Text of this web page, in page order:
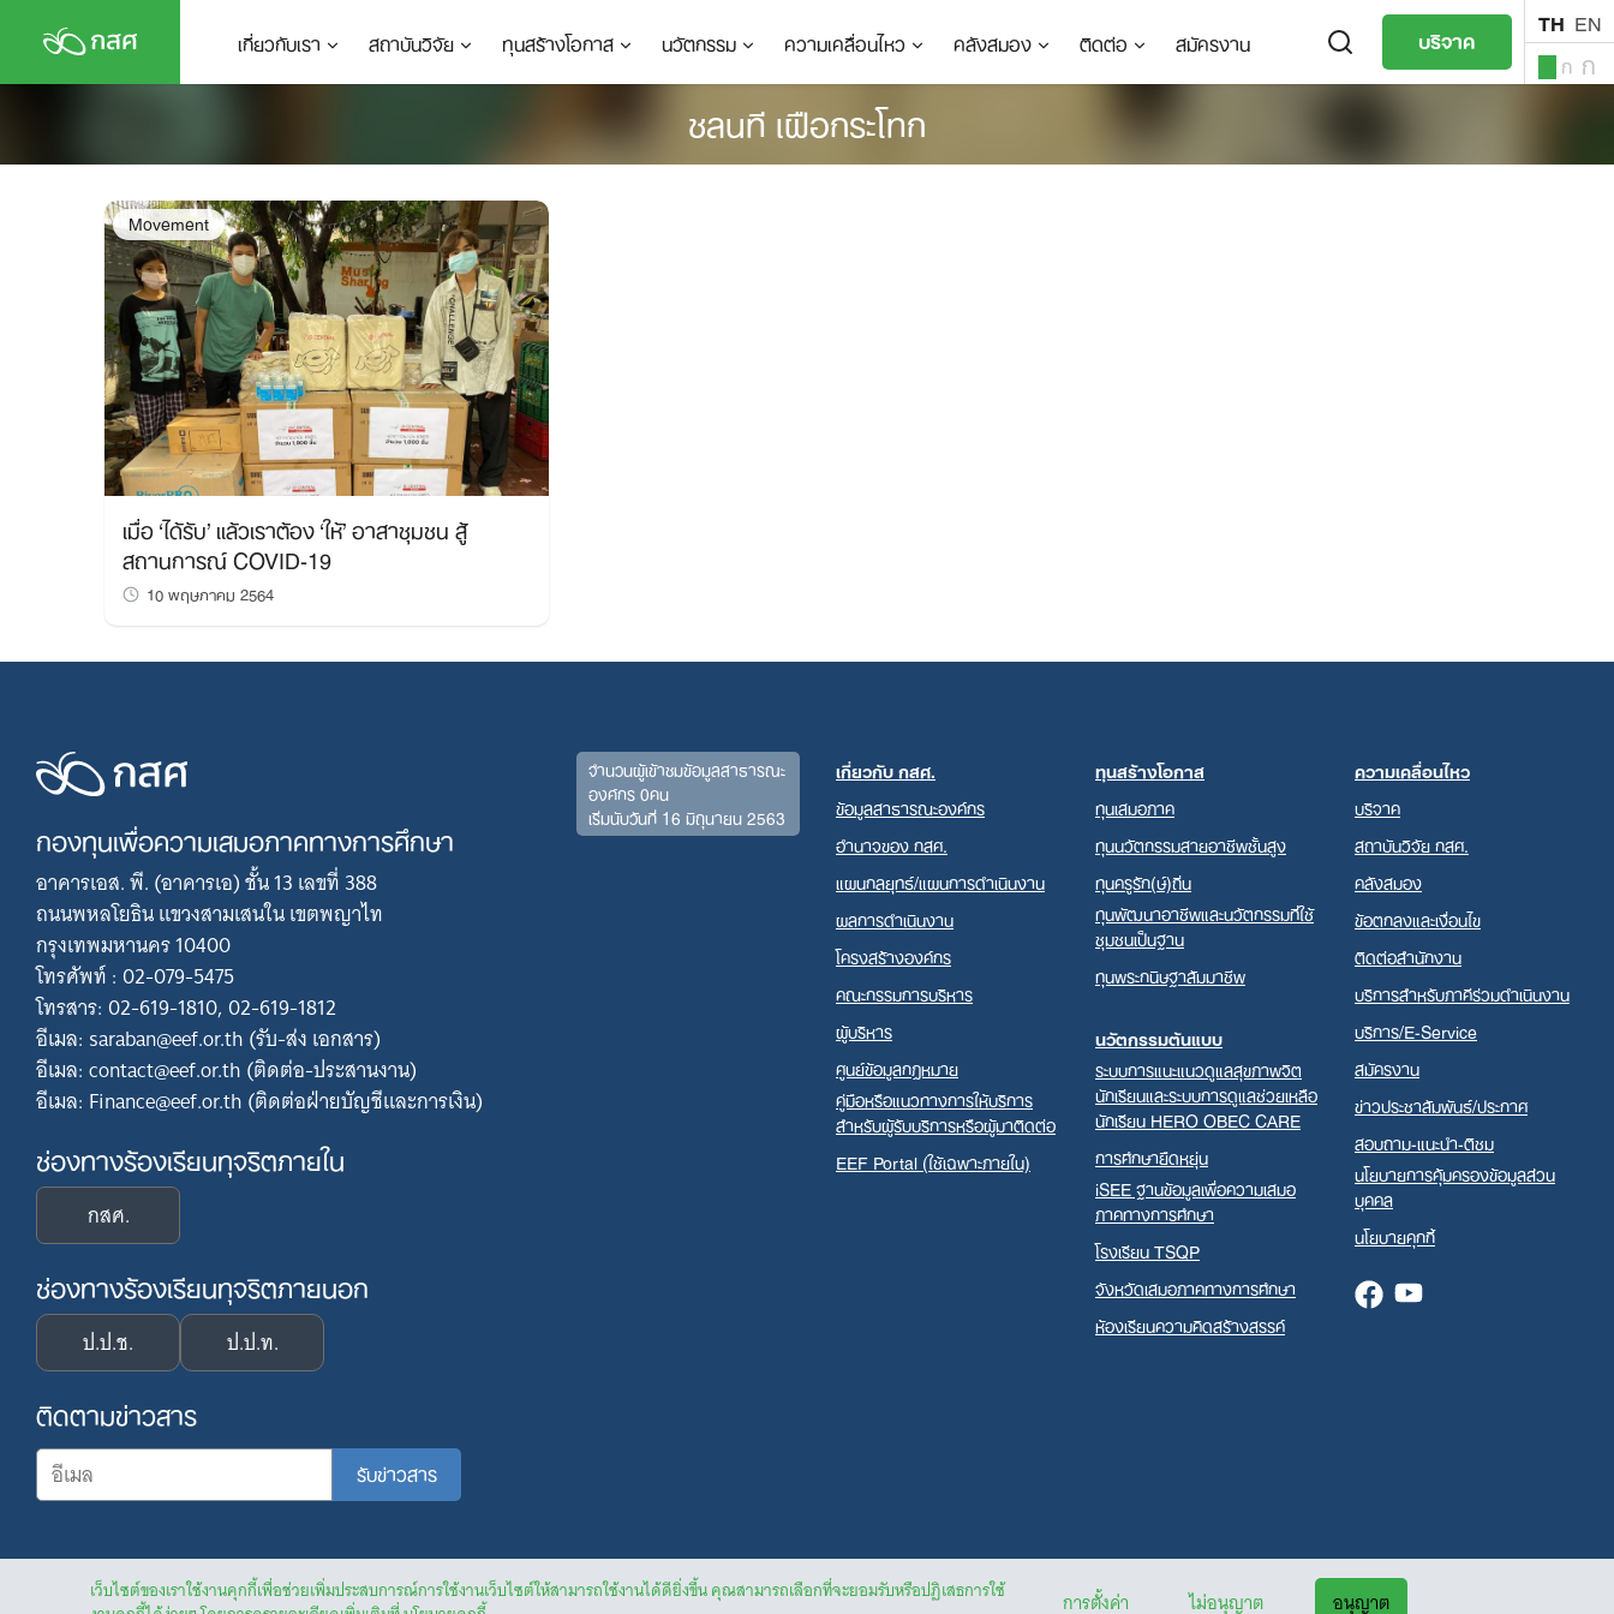
เว็บไซต์ของเราใช้งานคุกกี้เพื่อช่วยเพิ่มประสบการณ์การใช้งานเว็บไซต์ให้สามารถใช้งานได้ดียิ่งขึ้น คุณสามารถเลือกที่จะยอมรับหรือปฏิเสธการใช้
การตั้งค่า ไม่อนุญาต อนุญาต
content
เกี่ยวกับเรา สถาบันวิจัย ทุนสร้างโอกาส นวัตกรรม ความเคลื่อนไหว คลังสมอง ติดต่อ สมัครงาน บริจาค TH EN
ก ก
Search
ชลนที เฝือกระโทก
Movement
เมื่อ ‘ได้รับ’ แล้วเราต้อง ‘ให้’ อาสาชุมชน สู้
สถานการณ์ COVID-19
10 พฤษภาคม 2564
กองทุนเพื่อความเสมอภาคทางการศึกษา
อาคารเอส. พี. (อาคารเอ) ชั้น 13 เลขที่ 388
ถนนพหลโยธิน แขวงสามเสนใน เขตพญาไท
กรุงเทพมหานคร 10400
โทรศัพท์ : 02-079-5475
โทรสาร: 02-619-1810, 02-619-1812
อีเมล: saraban@eef.or.th (รับ-ส่ง เอกสาร)
อีเมล: contact@eef.or.th (ติดต่อ-ประสานงาน)
อีเมล: Finance@eef.or.th (ติดต่อฝ่ายบัญชีและการเงิน)
ช่องทางร้องเรียนทุจริตภายใน
กสศ.
ช่องทางร้องเรียนทุจริตภายนอก
ป.ป.ช. ป.ป.ท.
ติดตามข่าวสาร
จำนวนผู้เข้าชมข้อมูลสาธารณะ
องค์กร 0คน
เริ่มนับวันที่ 16 มิถุนายน 2563
เกี่ยวกับ กสศ.
ข้อมูลสาธารณะองค์กร
อำนาจของ กสศ.
แผนกลยุทธ์/แผนการดำเนินงาน
ผลการดำเนินงาน
โครงสร้างองค์กร
คณะกรรมการบริหาร
ผู้บริหาร
ศูนย์ข้อมูลกฎหมาย
คู่มือหรือแนวทางการให้บริการ
สำหรับผู้รับบริการหรือผู้มาติดต่อ
EEF Portal (ใช้เฉพาะภายใน)
ทุนสร้างโอกาส
ทุนเสมอภาค
ทุนนวัตกรรมสายอาชีพชั้นสูง
ทุนครูรัก(ษ์)ถิ่น
ทุนพัฒนาอาชีพและนวัตกรรมที่ใช้
ชุมชนเป็นฐาน
ทุนพระกนิษฐาสัมมาชีพ
นวัตกรรมต้นแบบ
ระบบการแนะแนวดูแลสุขภาพจิต
นักเรียนและระบบการดูแลช่วยเหลือ
นักเรียน HERO OBEC CARE
การศึกษายืดหยุ่น
iSEE ฐานข้อมูลเพื่อความเสมอ
ภาคทางการศึกษา
โรงเรียน TSQP
จังหวัดเสมอภาคทางการศึกษา
ห้องเรียนความคิดสร้างสรรค์
ความเคลื่อนไหว
บริจาค
สถาบันวิจัย กสศ.
คลังสมอง
ข้อตกลงและเงื่อนไข
ติดต่อสำนักงาน
บริการสำหรับภาคีร่วมดำเนินงาน
บริการ/E-Service
สมัครงาน
ข่าวประชาสัมพันธ์/ประกาศ
สอบถาม-แนะนำ-ติชม
นโยบายการคุ้มครองข้อมูลส่วน
บุคคล
นโยบายคุกกี้
FacebookYoutube